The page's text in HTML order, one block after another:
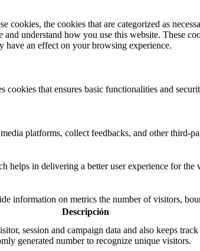
the cookies that are categorized as
understand how you use this website. These
have an effect on your browsing experience.
that ensures basic functionalities and
platforms, collect feedbacks, and other third-
helps in delivering a better user experience for the
information on metrics the number of visitors,
Descripción
session and campaign data and also keeps
generated number to recognize unique visitors.